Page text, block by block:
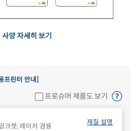
사양 자세히 보기
프린터 안내]
프로슈머 제품도 보기
크젯, 레이저 겸용
재질 설명